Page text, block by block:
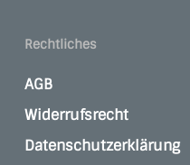
Rechtliches
AGB
Widerrufsrecht
Datenschutzerklärung